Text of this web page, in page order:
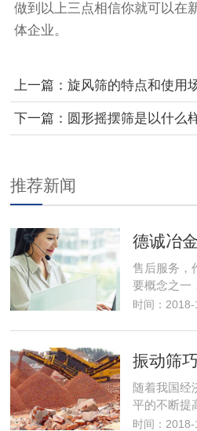
做到以上三点相信你就可以在
体企业。
上一篇：旋风筛的特点和使用
下一篇：圆形摇摆筛是以什么
推荐新闻
售后服务，
要概念之一
时间：
随着我国经
平的不断提
时间：